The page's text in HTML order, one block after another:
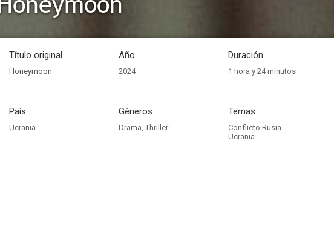
Título original
Honeymoon
Año
2024
Duración
1 hora y 24 minutos
País
Ucrania
Géneros
Drama, Thriller
Temas
Conflicto Rusia-
Ucrania